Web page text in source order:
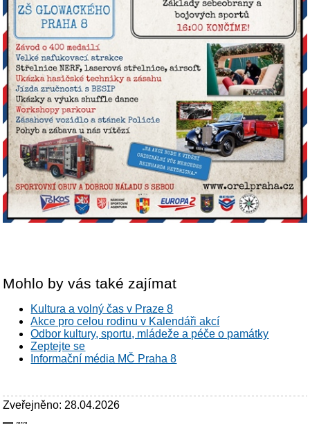
Mohlo by vás také zajímat
Kultura a volný čas v Praze 8
Akce pro celou rodinu v Kalendáři akcí
Odbor kultury, sportu, mládeže a péče o památky
Zeptejte se
Informační média MČ Praha 8
Zveřejněno: 28.04.2026